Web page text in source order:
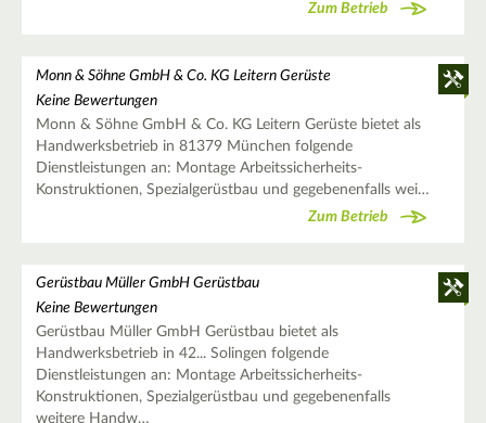
Zum Betrieb
Monn & Söhne GmbH & Co. KG Leitern Gerüste
Keine Bewertungen
Monn & Söhne GmbH & Co. KG Leitern Gerüste bietet als
Handwerksbetrieb in 81379 München folgende
Dienstleistungen an: Montage Arbeitssicherheits-
Konstruktionen, Spezialgerüstbau und gegebenenfalls wei…
Zum Betrieb
Gerüstbau Müller GmbH Gerüstbau
Keine Bewertungen
Gerüstbau Müller GmbH Gerüstbau bietet als
Handwerksbetrieb in 42... Solingen folgende
Dienstleistungen an: Montage Arbeitssicherheits-
Konstruktionen, Spezialgerüstbau und gegebenenfalls
weitere Handw…